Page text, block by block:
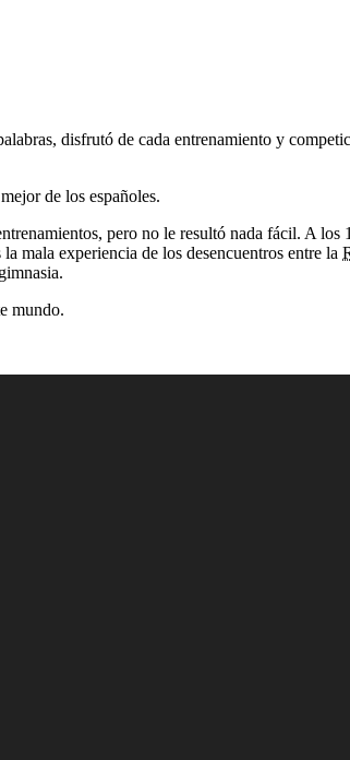
disfrutó de cada entrenamiento y
de los españoles.
pero no le resultó nada fácil. A los
mala experiencia de los desencuentros entre la
mundo.